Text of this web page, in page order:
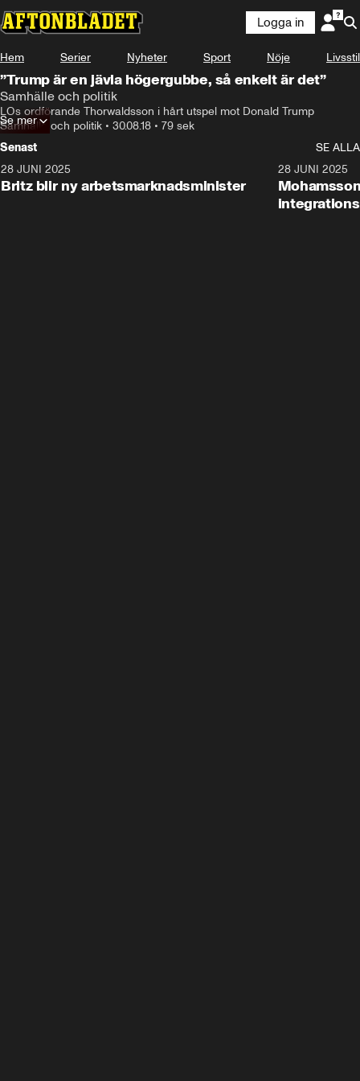
Logga in
Hem Serier Nyheter Sport Nöje Livsstil
”Trump är en jävla högergubbe, så enkelt är det”
Samhälle och politik
LOs ordförande Thorwaldsson i hårt utspel mot Donald Trump
Samhälle och politik • 30.08.18 • 79 sek
Se mer
Senast
SE ALLA
28 JUNI 2025
Britz blir ny arbetsmarknadsminister
28 JUNI 2025